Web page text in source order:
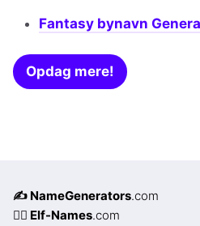
Fantasy bynavn
Opdag mere!
✍️ NameGenerators.com
🧝‍♀️ Elf-Names.com